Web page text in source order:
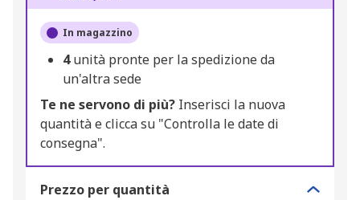
In magazzino
4unità pronte per la spedizione da
un'altra sede
Te ne servono di più? Inserisci la nuova
quantità e clicca su "Controlla le date di
consegna".
Prezzo per quantità